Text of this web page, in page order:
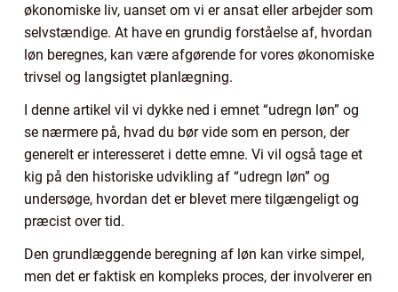
økonomiske liv, uanset om vi er ansat eller arbejder som
selvstændige. At have en grundig forståelse af, hvordan
løn beregnes, kan være afgørende for vores økonomiske
trivsel og langsigtet planlægning.
I denne artikel vil vi dykke ned i emnet “udregn løn” og
se nærmere på, hvad du bør vide som en person, der
generelt er interesseret i dette emne. Vi vil også tage et
kig på den historiske udvikling af “udregn løn” og
undersøge, hvordan det er blevet mere tilgængeligt og
præcist over tid.
Den grundlæggende beregning af løn kan virke simpel,
men det er faktisk en kompleks proces, der involverer en